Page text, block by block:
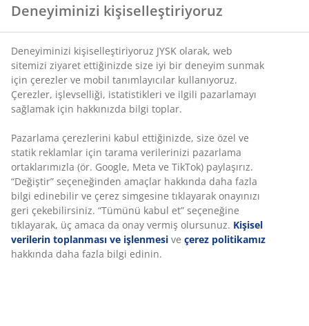
Esnek teslimat seçenekleri
Seçtiğiniz hızlı ve kolay teslimat
SKU: 1701000
Özellikler
İncelemeler
( 0)
Deneyiminizi kişiselleştiriyoruz
Deneyiminizi kişiselleştiriyoruz JYSK olarak, web
sitemizi ziyaret ettiğinizde size iyi bir deneyim sunmak
için çerezler ve mobil tanımlayıcılar kullanıyoruz.
Çerezler, işlevselliği, istatistikleri ve ilgili pazarlamayı
sağlamak için hakkınızda bilgi toplar.
Pazarlama çerezlerini kabul ettiğinizde, size özel ve
statik reklamlar için tarama verilerinizi pazarlama
ortaklarımızla (ör. Google, Meta ve TikTok) paylaşırız.
“Değiştir” seçeneğinden amaçlar hakkında daha fazla
bilgi edinebilir ve çerez simgesine tıklayarak onayınızı
geri çekebilirsiniz. “Tümünü kabul et” seçeneğine
tıklayarak, üç amaca da onay vermiş olursunuz. Kişisel
verilerin toplanması ve işlenmesi ve çerez politikamız
hakkında daha fazla bilgi edinin.